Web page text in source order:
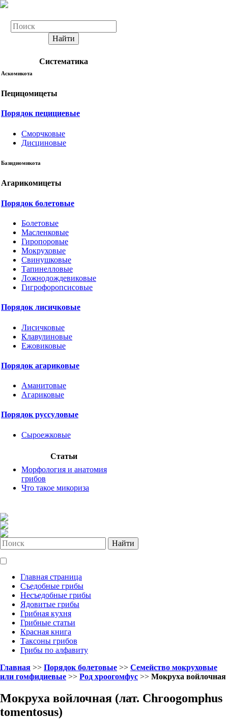
Найти
Систематика
Аскомикота
Пецицомицеты
Порядок пецициевые
Сморчковые
Дисциновые
Базидиомикота
Агарикомицеты
Порядок болетовые
Болетовые
Масленковые
Гиропоровые
Мокруховые
Свинушковые
Тапинелловые
Ложнодождевиковые
Гигрофоропсисовые
Порядок лисичковые
Лисичковые
Клавулиновые
Ежовиковые
Порядок агариковые
Аманитовые
Агариковые
Порядок руссуловые
Сыроежковые
Статьи
Морфология и анатомия
грибов
Что такое микориза
Найти
Главная страница
Съедобные грибы
Несъедобные грибы
Ядовитые грибы
Грибная кухня
Грибные статьи
Красная книга
Таксоны грибов
Грибы по алфавиту
Главная >> Порядок болетовые >> Семейство мокруховые
или гомфидиевые >> Род хроогомфус >> Мокруха войлочная
Мокруха войлочная (лат. Chroogomphus
tomentosus)